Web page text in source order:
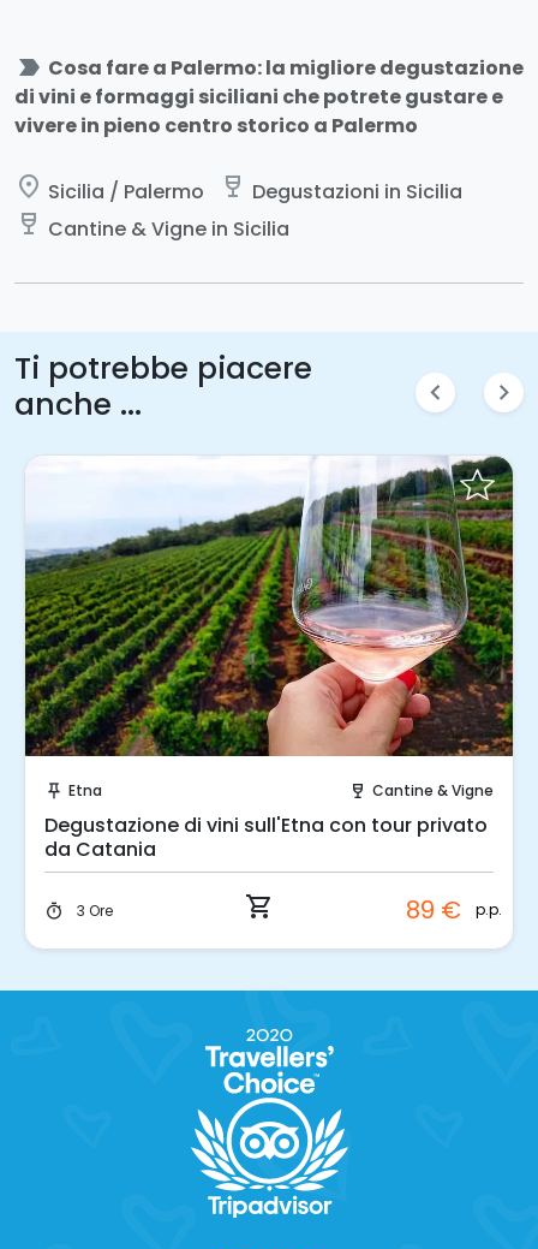
label_important Cosa fare a Palermo: la migliore degustazione
di vini e formaggi siciliani che potrete gustare e
vivere in pieno centro storico a Palermo
place Sicilia / Palermo wine_bar Degustazioni in Sicilia
wine_bar Cantine & Vigne in Sicilia
Ti potrebbe piacere
anche ...
chevron_left chevron_right
push_pin Etna wine_bar Cantine & Vigne
Degustazione di vini sull'Etna con tour privato
da Catania
timer 3 Ore shopping_cart 89 € p.p.